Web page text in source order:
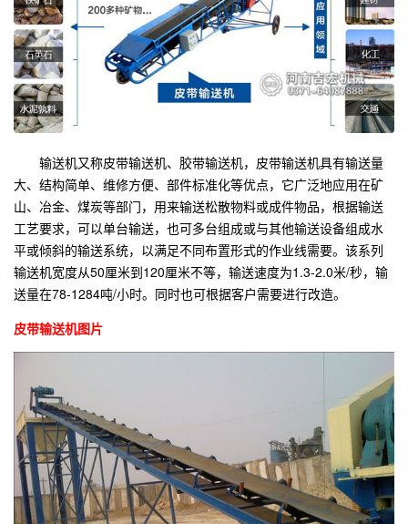
输送机又称皮带输送机、胶带输送机，皮带输送机具有输送量
大、结构简单、维修方便、部件标准化等优点，它广泛地应用在矿
山、冶金、煤炭等部门，用来输送松散物料或成件物品，根据输送
工艺要求，可以单台输送，也可多台组成或与其他输送设备组成水
平或倾斜的输送系统，以满足不同布置形式的作业线需要。该系列
输送机宽度从50厘米到120厘米不等，输送速度为1.3-2.0米/秒，输
送量在78-1284吨/小时。同时也可根据客户需要进行改造。
皮带输送机图片